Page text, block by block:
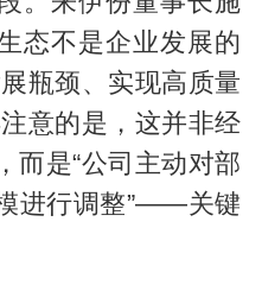
态不是企业发展的
瓶颈、实现高质量
意的是，这并非经
而是“公司主动对部
进行调整”——关键